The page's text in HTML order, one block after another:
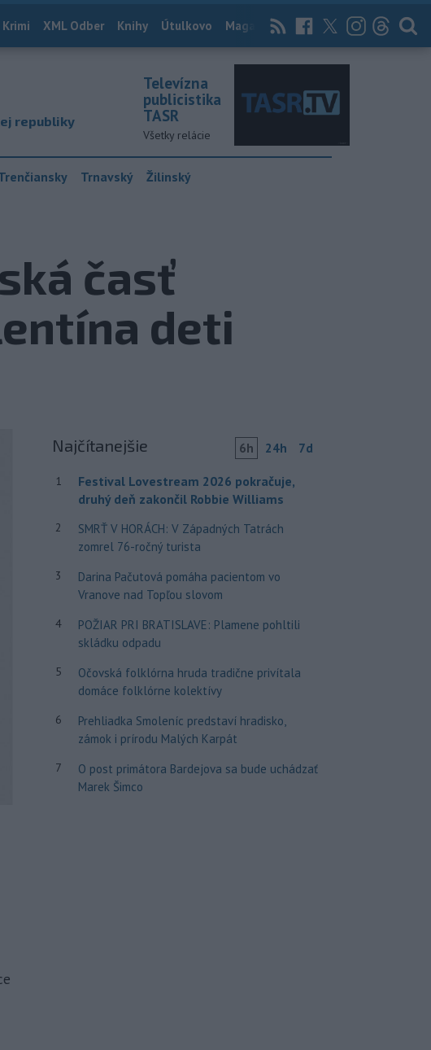
Krimi XML Odber Knihy Útulkovo Magazín News Now Archív
republiky
Televízna
publicistika
TASR
Všetky relácie
Trnavský Žilinský
časť
deti
Najčítanejšie 6h 24h 7d
1
Festival Lovestream 2026 pokračuje,
druhý deň zakončil Robbie Williams
2
SMRŤ V HORÁCH: V Západných Tatrách
zomrel 76-ročný turista
3
Darina Pačutová pomáha pacientom vo
Vranove nad Topľou slovom
4
POŽIAR PRI BRATISLAVE: Plamene pohltili
skládku odpadu
5
Očovská folklórna hruda tradične privítala
domáce folklórne kolektívy
6
Prehliadka Smoleníc predstaví hradisko,
zámok i prírodu Malých Karpát
7
O post primátora Bardejova sa bude uchádzať
Marek Šimco